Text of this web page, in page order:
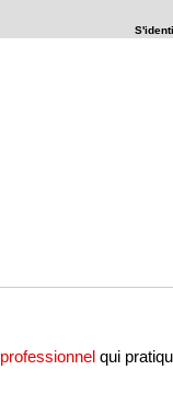
professionnel qui